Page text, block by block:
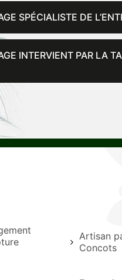
SPÉCIALISTE DE
INTERVIENT PAR LA
Artisan
Concots